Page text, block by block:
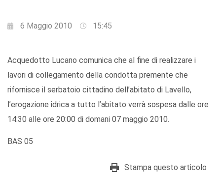
6 Maggio 2010 15:45
Acquedotto Lucano comunica che al fine di realizzare i
lavori di collegamento della condotta premente che
rifornisce il serbatoio cittadino dell’abitato di Lavello,
l’erogazione idrica a tutto l’abitato verrà sospesa dalle ore
14:30 alle ore 20:00 di domani 07 maggio 2010.
BAS 05
Stampa questo articolo